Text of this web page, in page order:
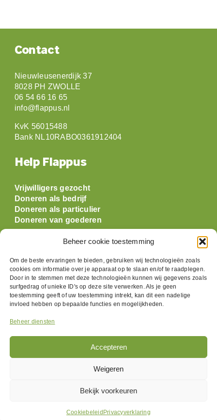
Beheer cookie toestemming
Om de beste ervaringen te bieden, gebruiken wij technologieën zoals
cookies om informatie over je apparaat op te slaan en/of te raadplegen.
Door in te stemmen met deze technologieën kunnen wij gegevens zoals
surfgedrag of unieke ID's op deze site verwerken. Als je geen
toestemming geeft of uw toestemming intrekt, kan dit een nadelige
invloed hebben op bepaalde functies en mogelijkheden.
Beheer diensten
Accepteren
Weigeren
Bekijk voorkeuren
Cookiebeleid Privacyverklaring
Contact
Nieuwleusenerdijk 37
8028 PH ZWOLLE
06 54 66 16 65
info@flappus.nl
KvK 56015488
Bank NL10RABO0361912404
Help Flappus
Vrijwilligers gezocht
Doneren als bedrijf
Doneren als particulier
Doneren van goederen
Openingstijden
Maandag: gesloten
Dinsdag:09:30 t/m 17:00
Woensdag:09:30 t/m 17:00
Donderdag:09:30 t/m 17:00
Zaterdag:09:30 t/m 17:00
Zondag: gesloten